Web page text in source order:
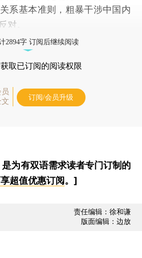
系基本准则，粗暴干涉中国内
对。
2894字 订阅后继续阅读
取已订阅的阅读权限
订阅/会员升级
为有双语需求读者专门订制的
超值优惠订阅 。]
责任编辑：徐和谦
版面编辑：边放